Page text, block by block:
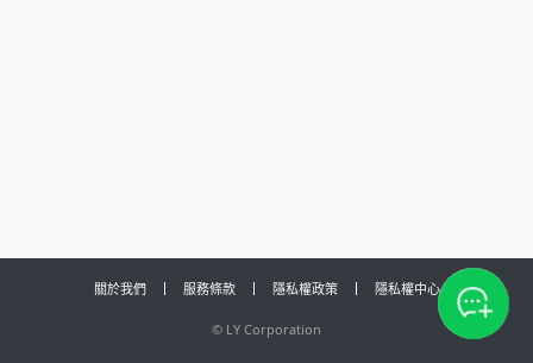
關於我們 服務條款 隱私權政策 隱私權中心
© LY Corporation